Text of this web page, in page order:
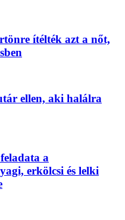
ítélték azt a nőt,
ellen, aki halálra
a
erkölcsi és lelki